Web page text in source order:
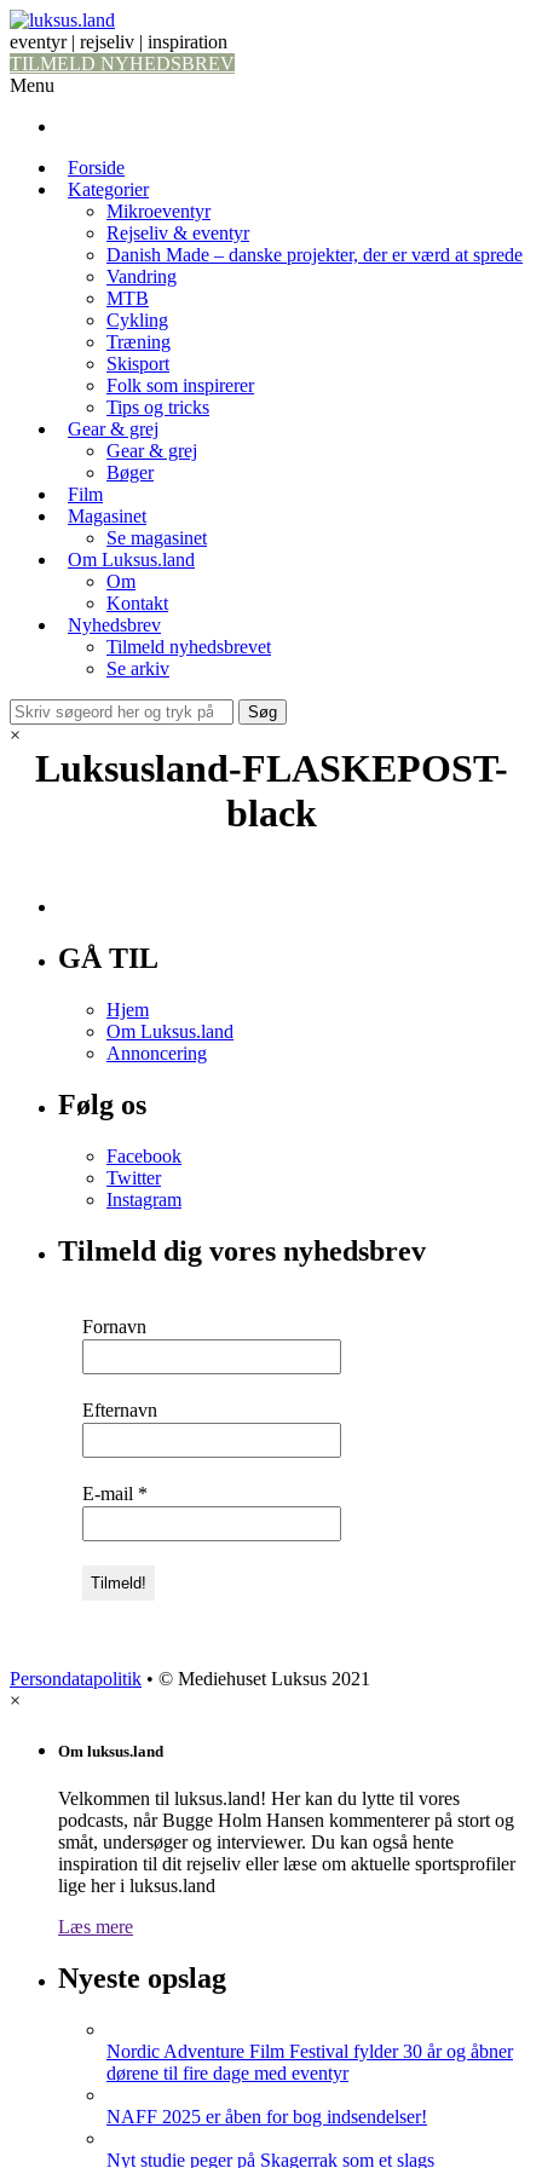
eventyr | rejseliv | inspiration
TILMELD NYHEDSBREV
Menu
Forside
Kategorier
Mikroeventyr
Rejseliv & eventyr
Danish Made – danske projekter, der er værd at sprede
Vandring
MTB
Cykling
Træning
Skisport
Folk som inspirerer
Tips og tricks
Gear & grej
Gear & grej
Bøger
Film
Magasinet
Se magasinet
Om Luksus.land
Om
Kontakt
Nyhedsbrev
Tilmeld nyhedsbrevet
Se arkiv
×
Luksusland-FLASKEPOST-
black
GÅ TIL
Hjem
Om Luksus.land
Annoncering
Følg os
Facebook
Twitter
Instagram
Tilmeld dig vores nyhedsbrev
Fornavn
Efternavn
E-mail *
Persondatapolitik • © Mediehuset Luksus 2021
×
Om luksus.land
Velkommen til luksus.land! Her kan du lytte til vores
podcasts, når Bugge Holm Hansen kommenterer på stort og
småt, undersøger og interviewer. Du kan også hente
inspiration til dit rejseliv eller læse om aktuelle sportsprofiler
lige her i luksus.land
Læs mere
Nyeste opslag
Nordic Adventure Film Festival fylder 30 år og åbner
dørene til fire dage med eventyr
NAFF 2025 er åben for bog indsendelser!
Nyt studie peger på Skagerrak som et slags